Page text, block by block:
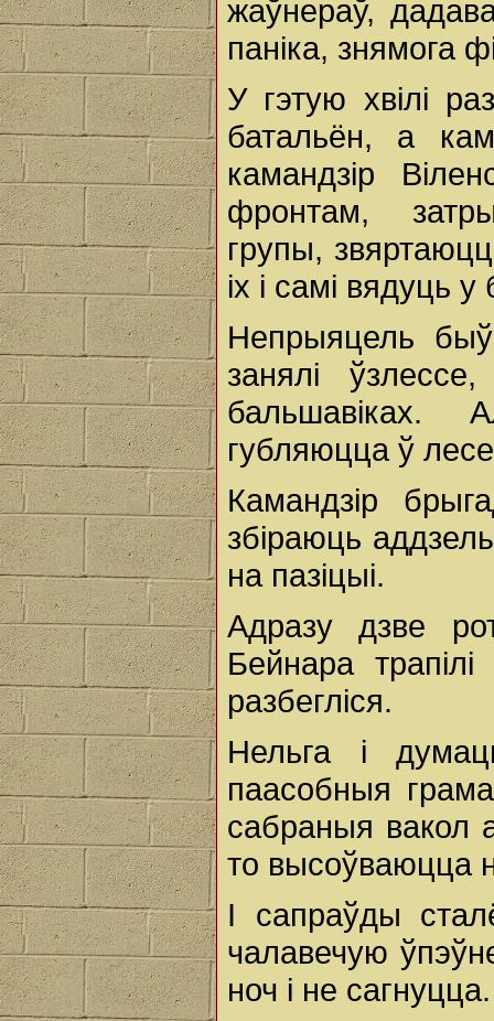
жаўнераў,
паніка, знямога
У гэтую хвілі
батальён, а
камандзір
фронтам,
групы,
іх і самі вядуць у
Непрыяцель
занялі
бальшавіках.
губляюцца ў
Камандзір
збіраюць
на пазіцыі.
Адразу дзве
Бейнара
разбегліся.
Нельга і
паасобныя
сабраныя вакол
то высоўваюцца
І сапраўды
чалавечую
ноч і не сагнуцца.